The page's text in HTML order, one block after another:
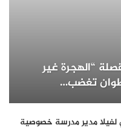
“الهجرة غير
تغضب…
لفيلا مدير مدرسة خصوصية